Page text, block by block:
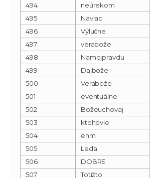
494
neúrekom
495
Naviac
496
Výlučne
497
verabože
498
Namojpravdu
499
Dajbože
500
Verabože
501
eventuálne
502
Božeuchovaj
503
ktohovie
504
ehm
505
Leda
506
DOBRE
507
Totižto